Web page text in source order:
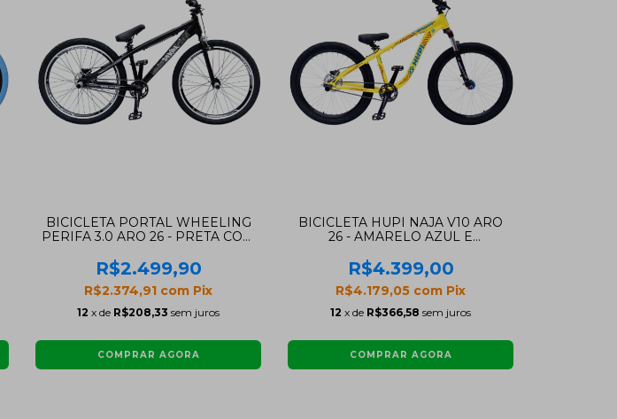
BICICLETA PORTAL WHEELING
PERIFA 3.0 ARO 26 - PRETA COM
R$2.499,90
R$2.374,91 com Pix
12 x de R$208,33 sem juros
BICICLETA HUPI NAJA V10 ARO
26 - AMARELO AZUL E
HIDRÁULICO SHIMANO
R$4.399,00
R$4.179,05 com Pix
12 x de R$366,58 sem juros